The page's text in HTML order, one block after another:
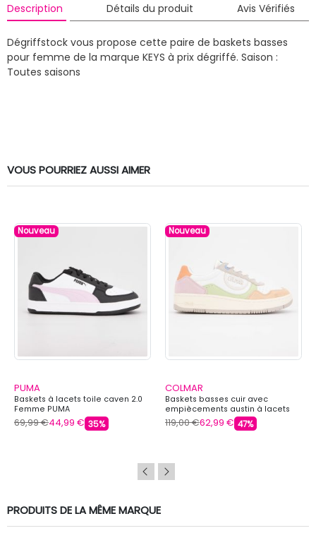
Description Détails du produit Avis Vérifiés
Dégriffstock vous propose cette paire de baskets basses
pour femme de la marque KEYS à prix dégriffé. Saison :
Toutes saisons
VOUS POURRIEZ AUSSI AIMER
Nouveau
PUMA
Baskets à lacets toile caven 2.0
Femme PUMA
69,99 €44,99 € 35%
Nouveau
COLMAR
Baskets basses cuir avec
empiècements austin à lacets
Femme COLMAR
119,00 €62,99 € 47%
PRODUITS DE LA MÊME MARQUE